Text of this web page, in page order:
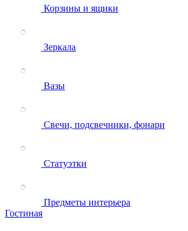
Корзины и ящики
Зеркала
Вазы
Свечи, подсвечники, фонари
Статуэтки
Предметы интерьера
Гостиная